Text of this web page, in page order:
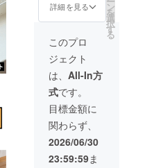
からオ
ンライ
ショッ
にて一
般販売
定で
す。
がる可
ます。
品が発
生する
可能性
があり
ます。
ご了承
頂いた
上でご
けます
造工程
より出
荷時期
が遅れ
る場合
があり
ます。
※皆様の
支援に
より量
産効率
が向上
した場
ト ・一
般販売
予定価
格：
5,280円
※リター
ンはす
べて
税・送
料込み
の金額
になり
ます。
※ご注文
状況、
詳細を見る ン
を
選
択
す
る
このプロ
ジェクト
は、 All-In方
式です。
目標金額に
関わらず、
2026/06/30
23:59:59ま